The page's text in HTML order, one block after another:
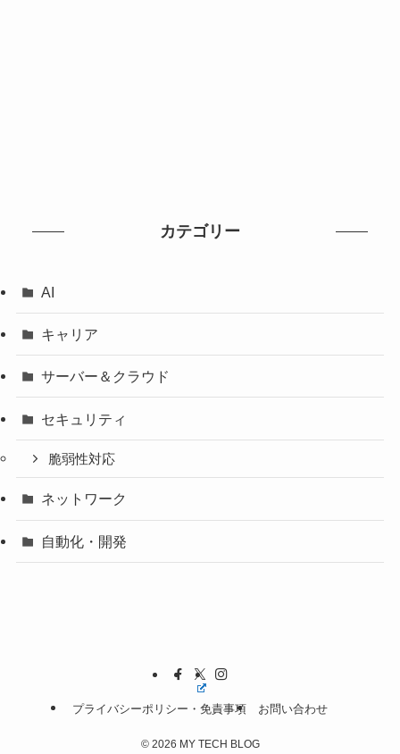
カテゴリー
AI
キャリア
サーバー＆クラウド
セキュリティ
脆弱性対応
ネットワーク
自動化・開発
プライバシーポリシー・免責事項 お問い合わせ
©2026 MY TECH BLOG